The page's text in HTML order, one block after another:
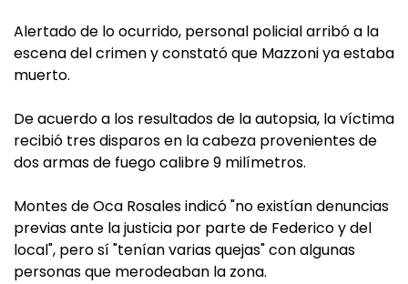
Alertado de lo ocurrido, personal policial arribó a la
escena del crimen y constató que Mazzoni ya estaba
muerto.
De acuerdo a los resultados de la autopsia, la víctima
recibió tres disparos en la cabeza provenientes de
dos armas de fuego calibre 9 milímetros.
Montes de Oca Rosales indicó "no existían denuncias
previas ante la justicia por parte de Federico y del
local", pero sí "tenían varias quejas" con algunas
personas que merodeaban la zona.